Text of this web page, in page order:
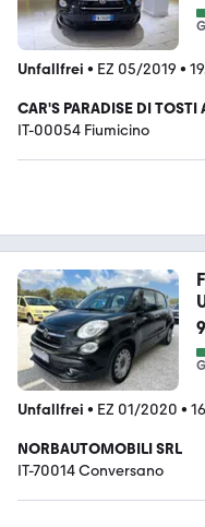
Unfallfrei • EZ 05/2019 •
CAR'S PARADISE DI TOSTI
IT-00054 Fiumicino
Unfallfrei • EZ 01/2020 •
NORBAUTOMOBILI SRL
IT-70014 Conversano